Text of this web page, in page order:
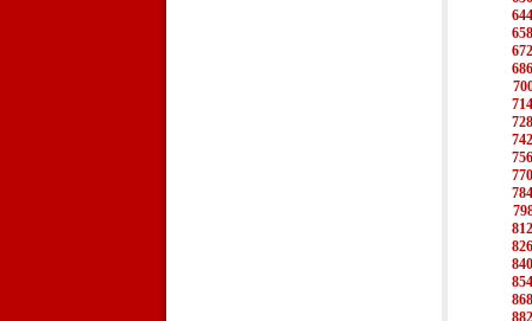
644
658
672
686
714
728
742
756
770
784
812
826
840
854
868
882